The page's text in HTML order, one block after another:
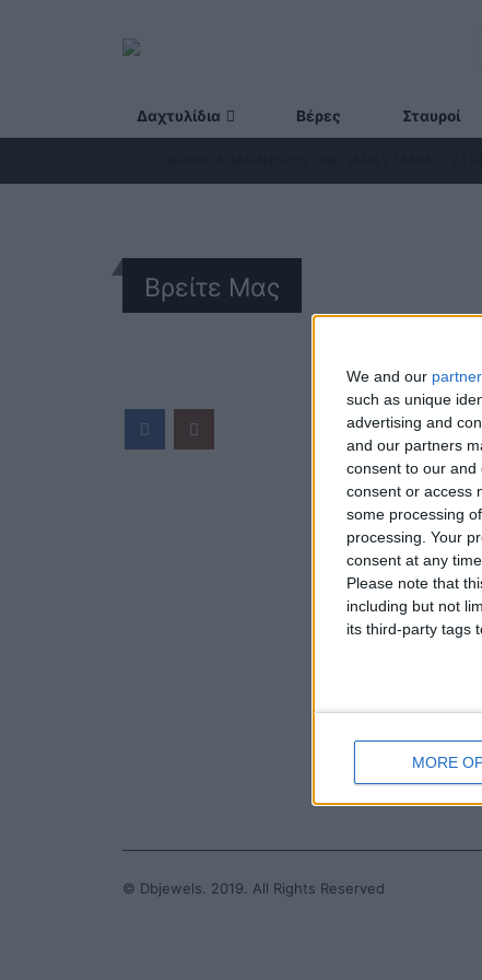
We and our
such as unique
advertising and
and our partners
consent to our and
consent or access
some processing
processing. Your
consent at any
Please note that
including but not
its third-party tags
MORE
Δαχτυλίδια Βέρες Σταυροί
Βρείτε Μας
+30
© Dbjewels. 2019. All Rights Reserved